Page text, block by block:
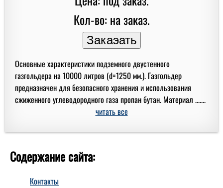
Кол-во: на заказ.
Основные характеристики подземного двустенного
газгольдера на 10000 литров (d=1250 мм.). Газгольдер
предназначен для безопасного хранения и использования
сжиженного углеводородного газа пропан бутан. Материал .......
читать все
Содержание сайта:
Контакты